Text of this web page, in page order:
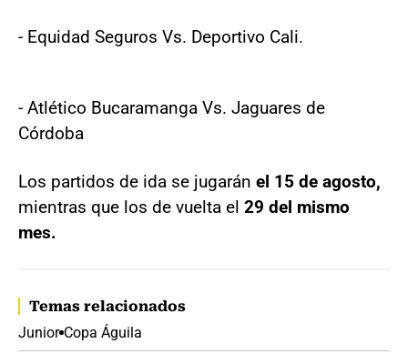
- Equidad Seguros Vs. Deportivo Cali.
- Atlético Bucaramanga Vs. Jaguares de
Córdoba
Los partidos de ida se jugarán el 15 de agosto,
mientras que los de vuelta el 29 del mismo
mes.
Temas relacionados
Junior Copa Águila